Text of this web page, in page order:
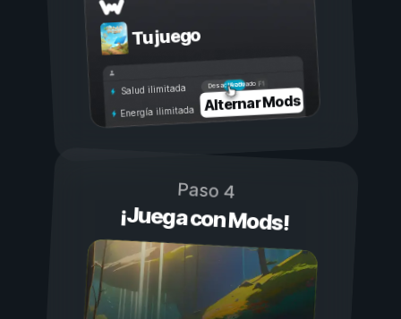
Tu juego
Activado
Desactivado
Salud ilimitada
Energía ilimitada Alternar Mods
Paso 4
¡Juega con Mods!